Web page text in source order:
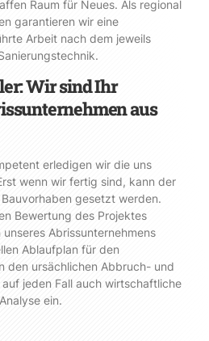
Raum für Neues. Als regional
garantieren wir eine
Arbeit nach dem jeweils
Wir sind Ihr
aus
erledigen wir die uns
wenn wir fertig sind, kann der
gesetzt werden.
Bewertung des Projektes
Abrissunternehmens
Ablaufplan für den
den ursächlichen Abbruch- und
jeden Fall auch wirtschaftliche
ein.